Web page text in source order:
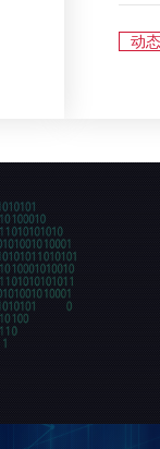
动态